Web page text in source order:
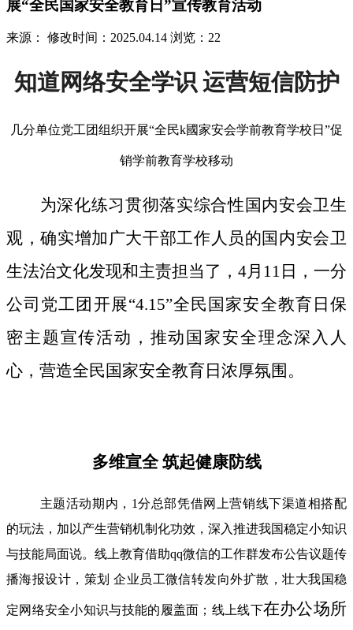
展“全民国家安全教育日”宣传教育活动
来源： 修改时间：2025.04.14 浏览：22
知道网络安全学识 运营短信防护
几分单位党工团组织开展“全民k國家安会学前教育学校日”促
销学前教育学校移动
为深化练习贯彻落实综合性国内安会卫生
观，确实增加广大干部工作人员的国内安会卫
生法治文化发现和主责担当了，4月11日，一分
公司党工团开展“4.15”全民国家安全教育日保
密主题宣传活动，推动国家安全理念深入人
心，营造全民国家安全教育日浓厚氛围。
多维宣全 筑起健康防线
主题活动期内，1分总部凭借网上营销线下渠道相搭配
的玩法，加以产生营销机制化功效，深入推进我国稳定小知识
与技能局面说。线上教育借助qq微信的工作群发布公告议题传
播海报设计，策划 企业员工微信转发向外扩散，壮大我国稳
定网络安全小知识与技能的履盖面；线上线下在办公场所